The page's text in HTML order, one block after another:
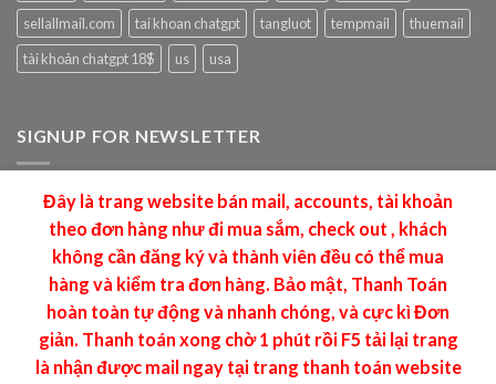
sellallmail.com
tai khoan chatgpt tangluot tempmail
thuemail
tài khoản chatgpt 18$
us usa
SIGNUP FOR NEWSLETTER
Làm Thuê MMO tạo Mail , Acounts
Mail: dangtuyenhuan@gmail.com
MAILMMO.COM Copyright 2026 ©
CREATED BY FB:DANG
Đây là trang website bán mail, accounts, tài khoản
theo đơn hàng như đi mua sắm, check out , khách
không cần đăng ký và thành viên đều có thể mua
hàng và kiểm tra đơn hàng. Bảo mật, Thanh Toán
hoàn toàn tự động và nhanh chóng, và cực kì Đơn
giản. Thanh toán xong chờ 1 phút rồi F5 tải lại trang
là nhận được mail ngay tại trang thanh toán website